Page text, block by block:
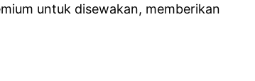
untuk disewakan, memberikan